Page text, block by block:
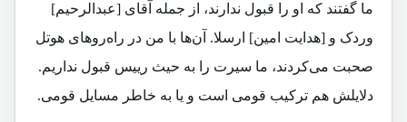
ما گفتند که او را قبول ندارند، از جمله آقای [عبدالرحیم]
وردک و [هدایت امین] ارسلا. آن‌ها با من در راه‌روهای هوتل
صحبت می‌کردند، ما سیرت را به حیث رییس قبول نداریم.
دلایلش هم ترکیب قومی است و یا به خاطر مسایل قومی.